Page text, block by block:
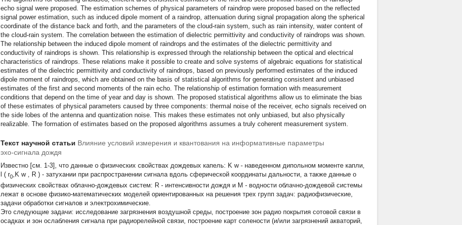
echo signal were proposed. The estimation schemes of physical parameters of raindrop were proposed based on the reflected
signal power estimation, such as induced dipole moment of a raindrop, attenuation during signal propagation along the spherical
coordinate of the distance back and forth, and the parameters of the cloud-rain system, such as rain intensity, water content of
the cloud-rain system. The correlation between the estimation of dielectric permittivity and conductivity of raindrops was shown.
The relationship between the induced dipole moment of raindrops and the estimates of the dielectric permittivity and
conductivity of raindrops is shown. This relationship is expressed through the relationship between the optical and electrical
characteristics of raindrops. These relations make it possible to create and solve systems of algebraic equations for statistical
estimates of the dielectric permittivity and conductivity of raindrops, based on previously performed estimates of the induced
dipole moment of raindrops, which are obtained on the basis of statistical algorithms for generating consistent and unbiased
estimates of the first and second moments of the rain echo. The relationship of estimation formation with measurement
conditions that depend on the time of year and day is shown. The proposed statistical algorithms allow us to eliminate the bias
of these estimates of physical parameters caused by three components: thermal noise of the receiver, echo signals received on
the side lobes of the antenna and quantization noise. This makes these estimates not only unbiased, but also physically
realizable. The formation of estimates based on the proposed algorithms assumes a truly coherent measurement system.
Текст научной статьи Влияние условий измерения и квантования на информативные параметры
эхо-сигнала дождя
Известно [см. 1-3], что данные о физических свойствах дождевых капель: K w - наведенном дипольном моменте капли,
( r0,K w , R ) - затухании при распространении сигнала вдоль сферической координаты дальности, а также данные о
физических свойствах облачно-дождевых систем: R - интенсивности дождя и M - водности облачно-дождевой системы
лежат в основе физико-математических моделей ориентированных на решения трех групп задач: радиофизические,
задачи обработки сигналов и электрохимические.
Это следующие задачи: исследование загрязнения воздушной среды, построение зон радио покрытия сотовой связи в
осадках и зон ослабления сигнала при радиорелейной связи, построение карт солености (и/или загрязнений акваторий,